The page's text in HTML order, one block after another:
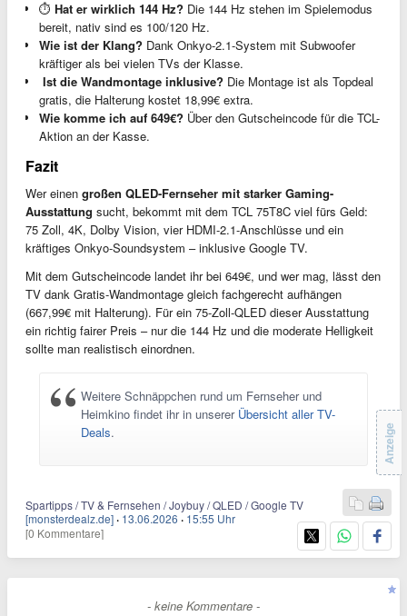
⏱️ Hat er wirklich 144 Hz? Die 144 Hz stehen im Spielemodus
bereit, nativ sind es 100/120 Hz.
Wie ist der Klang? Dank Onkyo-2.1-System mit Subwoofer
kräftiger als bei vielen TVs der Klasse.
Ist die Wandmontage inklusive? Die Montage ist als Topdeal
gratis, die Halterung kostet 18,99€ extra.
Wie komme ich auf 649€? Über den Gutscheincode für die TCL-
Aktion an der Kasse.
Fazit
Wer einen großen QLED-Fernseher mit starker Gaming-
Ausstattung sucht, bekommt mit dem TCL 75T8C viel fürs Geld:
75 Zoll, 4K, Dolby Vision, vier HDMI-2.1-Anschlüsse und ein
kräftiges Onkyo-Soundsystem – inklusive Google TV.
Mit dem Gutscheincode landet ihr bei 649€, und wer mag, lässt den
TV dank Gratis-Wandmontage gleich fachgerecht aufhängen
(667,99€ mit Halterung). Für ein 75-Zoll-QLED dieser Ausstattung
ein richtig fairer Preis – nur die 144 Hz und die moderate Helligkeit
sollte man realistisch einordnen.
Weitere Schnäppchen rund um Fernseher und
Heimkino findet ihr in unserer Übersicht aller TV-
Deals.
Spartipps / TV & Fernsehen / Joybuy / QLED / Google TV
[monsterdealz.de] · 13.06.2026 · 15:55 Uhr
[0 Kommentare]
Anzeige
- keine Kommentare -